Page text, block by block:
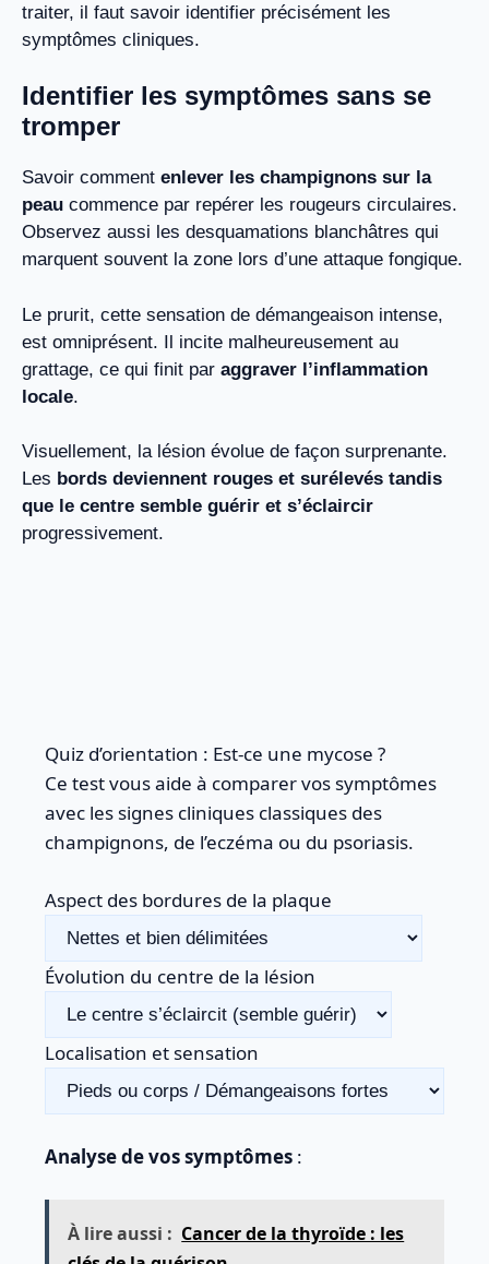
traiter, il faut savoir identifier précisément les
symptômes cliniques.
Identifier les symptômes sans se
tromper
Savoir comment enlever les champignons sur la
peau commence par repérer les rougeurs circulaires.
Observez aussi les desquamations blanchâtres qui
marquent souvent la zone lors d’une attaque fongique.
Le prurit, cette sensation de démangeaison intense,
est omniprésent. Il incite malheureusement au
grattage, ce qui finit par aggraver l’inflammation
locale.
Visuellement, la lésion évolue de façon surprenante.
Les bords deviennent rouges et surélevés tandis
que le centre semble guérir et s’éclaircir
progressivement.
Quiz d’orientation : Est-ce une mycose ?
Ce test vous aide à comparer vos symptômes
avec les signes cliniques classiques des
champignons, de l’eczéma ou du psoriasis.
Aspect des bordures de la plaque
Évolution du centre de la lésion
Localisation et sensation
Analyse de vos symptômes :
À lire aussi : Cancer de la thyroïde : les